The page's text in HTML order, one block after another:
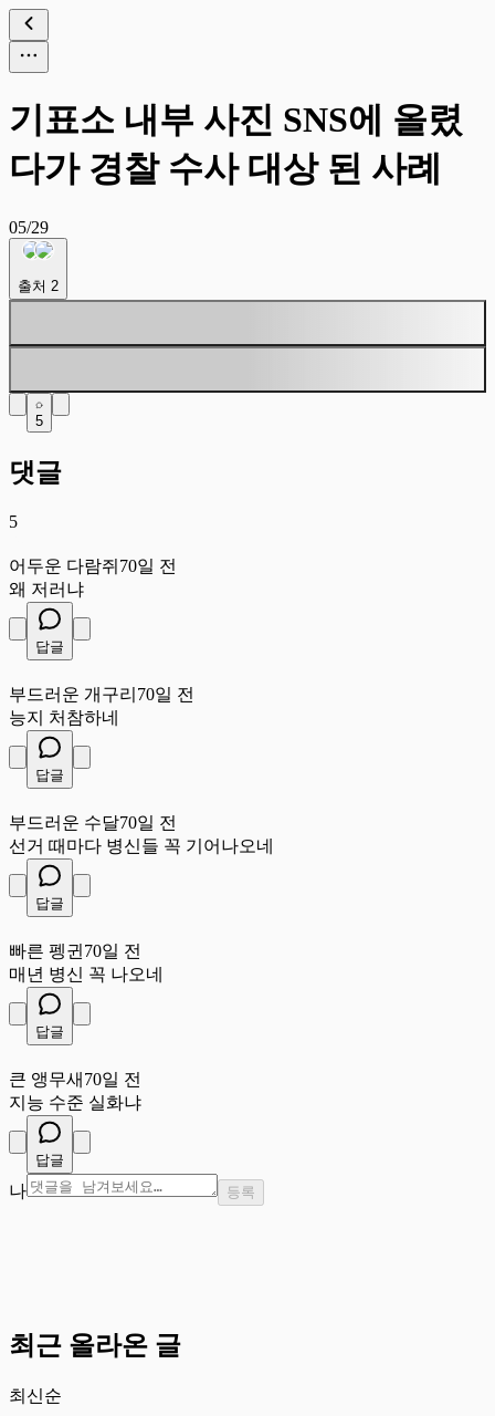
기표소 내부 사진 SNS에 올렸
다가 경찰 수사 대상 된 사례
05/29
출처 2
5
댓글
5
어두운 다람쥐 70일 전
왜 저러냐
답글
부드러운 개구리 70일 전
능지 처참하네
답글
부드러운 수달70일 전
선거 때마다 병신들 꼭 기어나오네
답글
빠른 펭귄 70일 전
매년 병신 꼭 나오네
답글
큰 앵무새 70일 전
지능 수준 실화냐
답글
나 등록
최근 올라온 글
최신순